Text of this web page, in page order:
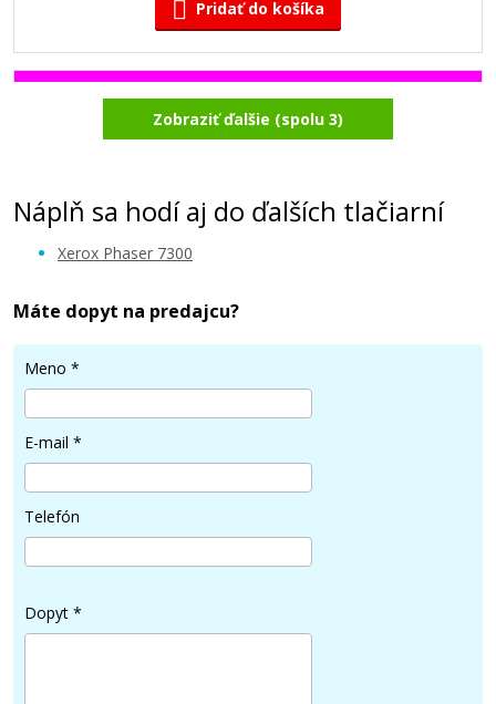
Pridať do košíka
XEROX 016197800 (Purpurový)
70,90 €
Zobraziť ďalšie (spolu 3)
Náplň sa hodí aj do ďalších tlačiarní
Xerox Phaser 7300
Máte dopyt na predajcu?
Meno *
E-mail *
Telefón
Dopyt *